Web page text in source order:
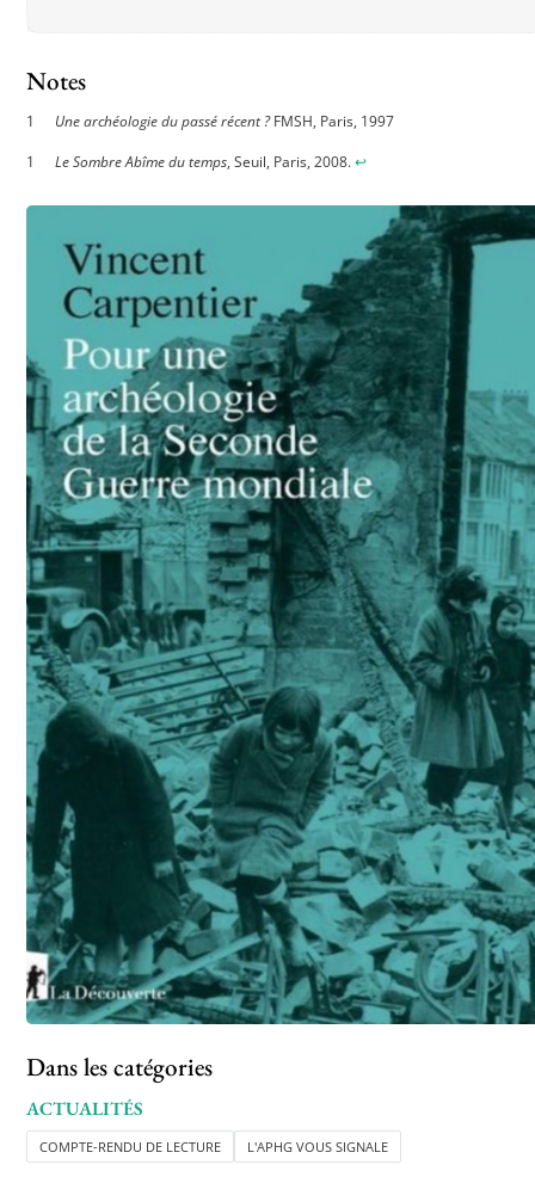
Notes
Une archéologie du passé récent ?FMSH, Paris, 1997
Le Sombre Abîme du temps, Seuil, Paris, 2008.↩︎
Dans les catégories
ACTUALITÉS
COMPTE-RENDU DE LECTURE L'APHG VOUS SIGNALE